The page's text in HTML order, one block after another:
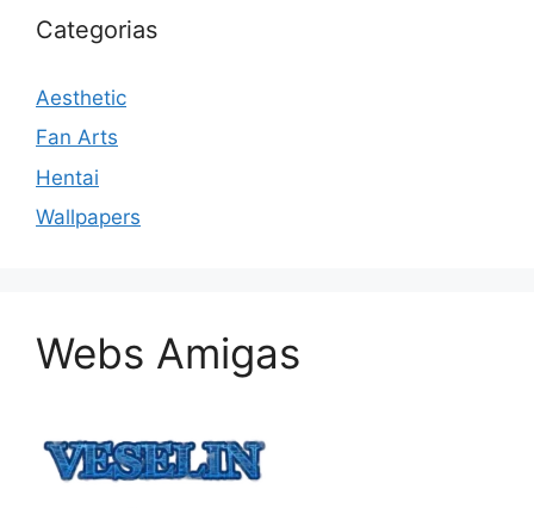
Categorias
Aesthetic
Fan Arts
Hentai
Wallpapers
Webs Amigas